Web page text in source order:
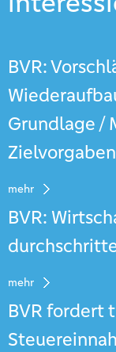
BVR:
Grundlage /
mehr
BVR:
mehr
BVR fordert